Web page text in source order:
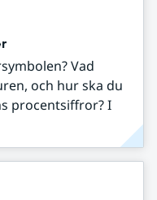
Vad
och hur ska du
procentsiffror? I